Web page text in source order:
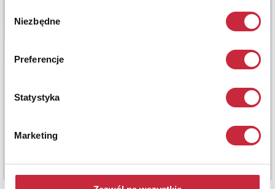
zgody
Niezbędne
Preferencje
Statystyka
Marketing